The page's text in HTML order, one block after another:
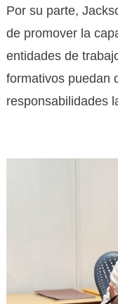
Por su parte,
de promover la
entidades de
formativos puedan
responsabilidades